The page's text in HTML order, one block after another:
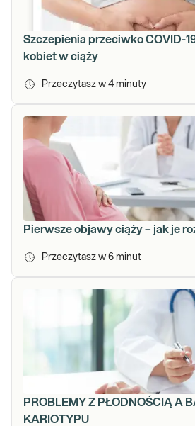
Szczepienia przeciwko COVID-
kobiet w ciąży
Przeczytasz w 4 minuty
Pierwsze objawy ciąży – jak je
Przeczytasz w 6 minut
PROBLEMY Z PŁODNOŚCIĄ A
KARIOTYPU